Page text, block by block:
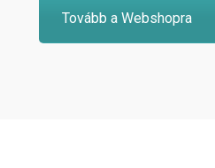
Tovább a Webshopra